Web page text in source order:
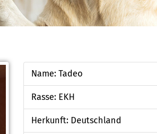
Name: Tadeo
Rasse: EKH
Herkunft: Deutschland